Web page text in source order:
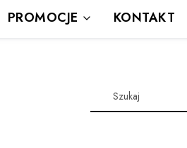
PROMOCJE KONTAKT